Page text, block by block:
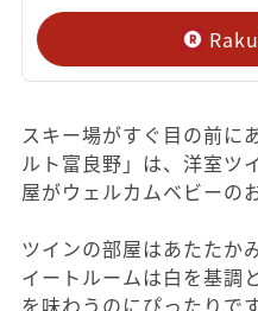
スキー場がすぐ目の前に
ルト富良野」は、洋室ツ
屋がウェルカムベビーの
ツインの部屋はあたたか
イートルームは白を基調